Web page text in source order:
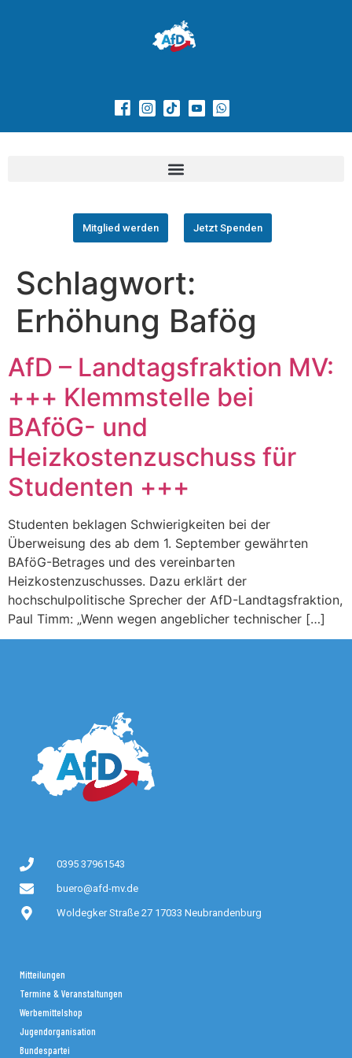
Mitglied werden Jetzt Spenden
Schlagwort:
Erhöhung Bafög
AfD – Landtagsfraktion MV:
+++ Klemmstelle bei
BAföG- und
Heizkostenzuschuss für
Studenten +++
Studenten beklagen Schwierigkeiten bei der
Überweisung des ab dem 1. September gewährten
BAföG-Betrages und des vereinbarten
Heizkostenzuschusses. Dazu erklärt der
hochschulpolitische Sprecher der AfD-Landtagsfraktion,
Paul Timm: „Wenn wegen angeblicher technischer […]
0395 37961543
buero@afd-mv.de
Woldegker Straße 27 17033 Neubrandenburg
Mitteilungen
Termine & Veranstaltungen
Werbemittelshop
Jugendorganisation
Bundespartei